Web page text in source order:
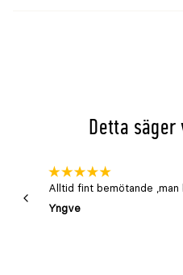
Detta
Alltid fint bemötande ,man
Yngve